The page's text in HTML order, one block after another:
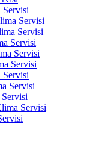
Servisi
Servisi
Servisi
Servisi
Servisi
Servisi
Servisi